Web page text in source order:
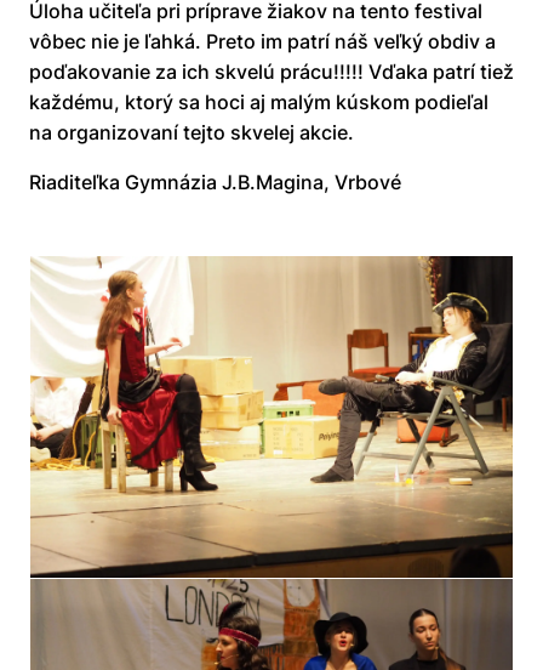
Úloha učiteľa pri príprave žiakov na tento festival
vôbec nie je ľahká. Preto im patrí náš veľký obdiv a
poďakovanie za ich skvelú prácu!!!!! Vďaka patrí tiež
každému, ktorý sa hoci aj malým kúskom podieľal
na organizovaní tejto skvelej akcie.
Riaditeľka Gymnázia J.B.Magina, Vrbové